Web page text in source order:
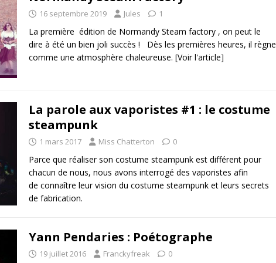
16 septembre 2019 Jules 1
La première édition de Normandy Steam factory , on peut le
dire à été un bien joli succès ! Dès les premières heures, il règne
comme une atmosphère chaleureuse. [Voir l'article]
La parole aux vaporistes #1 : le costume
steampunk
1 mars 2017 Miss Chatterton 0
Parce que réaliser son costume steampunk est différent pour
chacun de nous, nous avons interrogé des vaporistes afin
de connaître leur vision du costume steampunk et leurs secrets
de fabrication.
Yann Pendaries : Poétographe
19 juillet 2016 Franckyfreak 0